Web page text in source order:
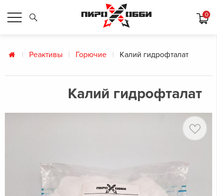
0
Реактивы Горючие Калий гидрофталат
Калий гидрофталат